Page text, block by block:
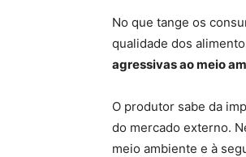
No que tange os
qualidade dos
agressivas ao meio
O produtor sabe da
do mercado externo.
meio ambiente e à